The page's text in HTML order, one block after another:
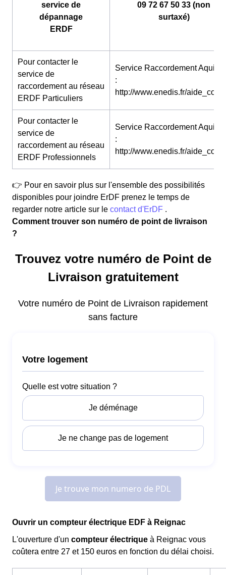
service de
dépannage
ERDF
09 72 67 50 33 (non
surtaxé)
Pour contacter le
service de
raccordement au réseau
ERDF Particuliers
Service Raccordement
:
http://www.enedis.fr/
Pour contacter le
service de
raccordement au réseau
ERDF Professionnels
Service Raccordement
:
http://www.enedis.fr/
👉 Pour en savoir plus sur l'ensemble des possibilités
disponibles pour joindre ErDF prenez le temps de
regarder notre article sur le contact d'ErDF .
Comment trouver son numéro de point de livraison
?
Ouvrir un compteur électrique EDF à Reignac
L'ouverture d'un compteur électrique à Reignac vous
coûtera entre 27 et 150 euros en fonction du délai choisi.